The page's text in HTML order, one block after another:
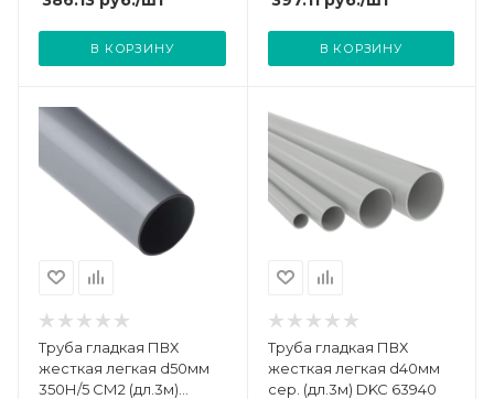
В КОРЗИНУ В КОРЗИНУ
Труба гладкая ПВХ
жесткая легкая d50мм
350Н/5 СМ2 (дл.3м)
Труба гладкая ПВХ
жесткая легкая d40мм
сер. (дл.3м) DKC 63940